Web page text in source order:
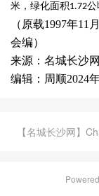
米，绿化面积1.72公
（原载1997年
会编）
来源：名城长沙
编辑：周顺2024
【名城长沙网】